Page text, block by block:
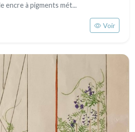
encre à pigments mét...
Voir